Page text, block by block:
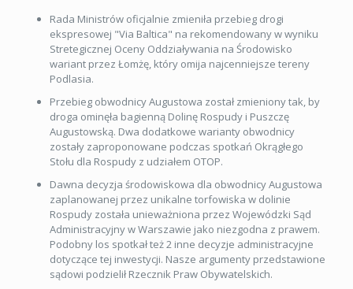
Rada Ministrów oficjalnie zmieniła przebieg drogi
ekspresowej "Via Baltica" na rekomendowany w wyniku
Stretegicznej Oceny Oddziaływania na Środowisko
wariant przez Łomżę, który omija najcenniejsze tereny
Podlasia.
Przebieg obwodnicy Augustowa został zmieniony tak, by
droga ominęła bagienną Dolinę Rospudy i Puszczę
Augustowską. Dwa dodatkowe warianty obwodnicy
zostały zaproponowane podczas spotkań Okrągłego
Stołu dla Rospudy z udziałem OTOP.
Dawna decyzja środowiskowa dla obwodnicy Augustowa
zaplanowanej przez unikalne torfowiska w dolinie
Rospudy została unieważniona przez Wojewódzki Sąd
Administracyjny w Warszawie jako niezgodna z prawem.
Podobny los spotkał też 2 inne decyzje administracyjne
dotyczące tej inwestycji. Nasze argumenty przedstawione
sądowi podzielił Rzecznik Praw Obywatelskich.